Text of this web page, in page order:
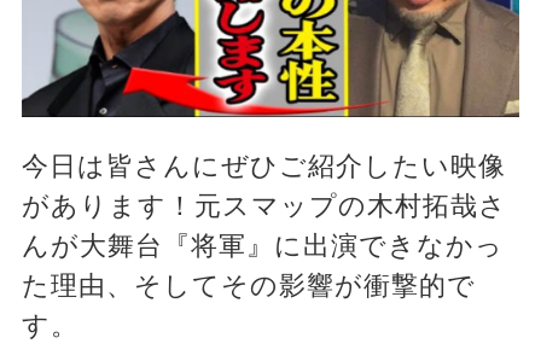
今日は皆さんにぜひご紹介したい映像
があります！元スマップの木村拓哉さ
んが大舞台『将軍』に出演できなかっ
た理由、そしてその影響が衝撃的で
す。